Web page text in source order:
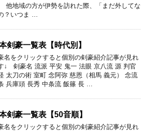
他地域の方が伊勢を訪れた際、「まだ外してな
？いつま …
剣豪一覧表【時代別】
名をクリックすると個別の剣豪紹介記事が見れ
↓ 剣豪名 流派 平安 鬼一 法眼 京八流 源 判官
太刀の術 室町 念阿弥 慈恩（相馬 義元） 念流
兵庫頭 長秀 中条流 飯篠 長 …
剣豪一覧表【50音順】
名をクリックすると個別の剣豪紹介記事が見れ